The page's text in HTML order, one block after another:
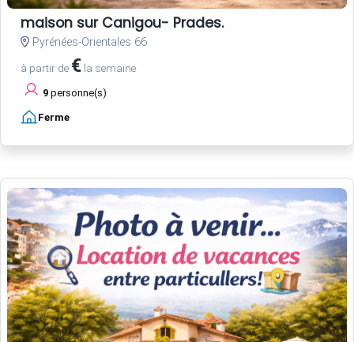
maison sur Canigou- Prades.
Pyrénées-Orientales 66
à partir de € la semaine
9 personne(s)
Ferme